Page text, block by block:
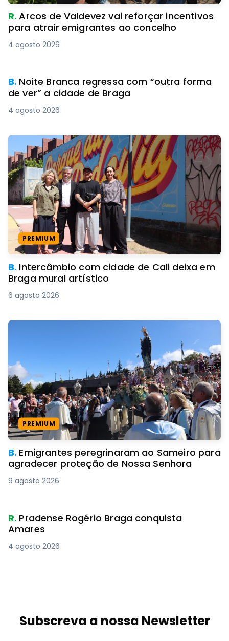
R.Arcos de Valdevez vai reforçar incentivos
para atrair emigrantes ao concelho
4 agosto 2026
B. Noite Branca regressa com “outra forma
de ver” a cidade de Braga
4 agosto 2026
PREMIUM
B. Intercâmbio com cidade de Cali deixa em
Braga mural artístico
6 agosto 2026
PREMIUM
B. Emigrantes peregrinaram ao Sameiro para
agradecer proteção de Nossa Senhora
9 agosto 2026
R. Pradense Rogério Braga conquista
Amares
4 agosto 2026
Subscreva a nossa Newsletter